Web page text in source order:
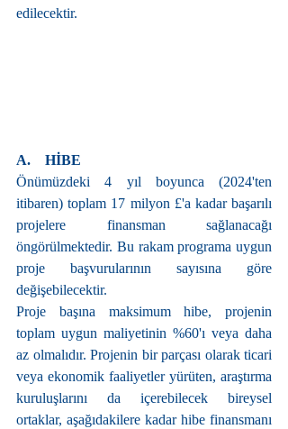
edilecektir.
A.    HİBE
Önümüzdeki 4 yıl boyunca (2024'ten
itibaren) toplam 17 milyon £'a kadar başarılı
projelere finansman sağlanacağı
öngörülmektedir. Bu rakam programa uygun
proje başvurularının sayısına göre
değişebilecektir.
Proje başına maksimum hibe, projenin
toplam uygun maliyetinin %60'ı veya daha
az olmalıdır. Projenin bir parçası olarak ticari
veya ekonomik faaliyetler yürüten, araştırma
kuruluşlarını da içerebilecek bireysel
ortaklar, aşağıdakilere kadar hibe finansmanı